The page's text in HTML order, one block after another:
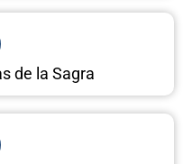
de la Sagra